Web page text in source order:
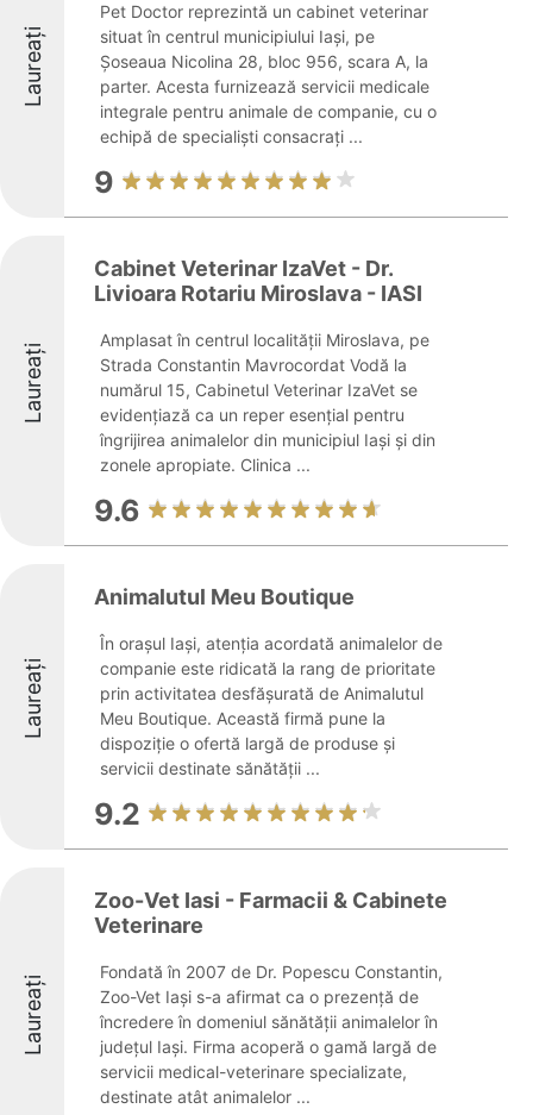
Laureați
Pet Doctor reprezintă un cabinet veterinar
situat în centrul municipiului Iași, pe
Șoseaua Nicolina 28, bloc 956, scara A, la
parter. Acesta furnizează servicii medicale
integrale pentru animale de companie, cu o
echipă de specialiști consacrați ...
9
Laureați
Cabinet Veterinar IzaVet - Dr.
Livioara Rotariu Miroslava - IASI
Amplasat în centrul localității Miroslava, pe
Strada Constantin Mavrocordat Vodă la
numărul 15, Cabinetul Veterinar IzaVet se
evidențiază ca un reper esențial pentru
îngrijirea animalelor din municipiul Iași și din
zonele apropiate. Clinica ...
9.6
Laureați
Animalutul Meu Boutique
În orașul Iași, atenția acordată animalelor de
companie este ridicată la rang de prioritate
prin activitatea desfășurată de Animalutul
Meu Boutique. Această firmă pune la
dispoziție o ofertă largă de produse și
servicii destinate sănătății ...
9.2
Laureați
Zoo-Vet Iasi - Farmacii & Cabinete
Veterinare
Fondată în 2007 de Dr. Popescu Constantin,
Zoo-Vet Iași s-a afirmat ca o prezență de
încredere în domeniul sănătății animalelor în
județul Iași. Firma acoperă o gamă largă de
servicii medical-veterinare specializate,
destinate atât animalelor ...